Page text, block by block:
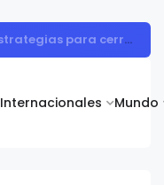
Internacionales Mundo
El encebollado es proclamado Patrimonio Cultural Inmaterial del Ecuador, gracias a una iniciativa de Alimentos Real